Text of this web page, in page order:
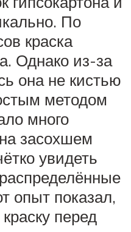
По
краска
Однако из-за
она не кистью
методом
много
засохшем
увидеть
опыт показал,
перед